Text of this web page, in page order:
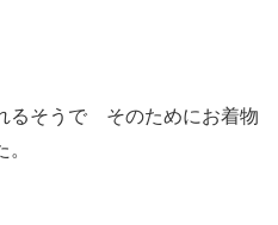
るそうで そのためにお着物